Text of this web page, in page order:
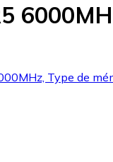
Type de